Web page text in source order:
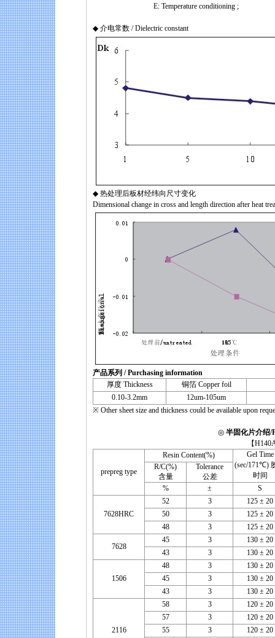
E: Temperature conditioning ;
◆ 介电常数 / Dielectric constant
◆ 热处理后板材经纬向尺寸变化
Dimensional change in cross and length direction after heat
产品系列 / Purchasing information
厚度 Thickness
铜箔 Copper foil
0.10-3.2mm
12um-105um
※ Other sheet size and thickness could be available upon
◎ 半固化片介绍/
【H140AP (UV
prepreg type
Resin Content(%)
Gel Time
(sec/171℃)
时间
R/C(%)
含量
Tolerance
公差
%
± S
7628HRC
52 3
125 ± 20
50
3
125 ± 20
48
3 125 ± 20
7628
45 3
130 ± 20
43
3 130 ± 20
1506
48 3
130 ± 20
45
3
130 ± 20
43
3 130 ± 20
2116
58 3
120 ± 20
57
3
120 ± 20
55
3
120 ± 20